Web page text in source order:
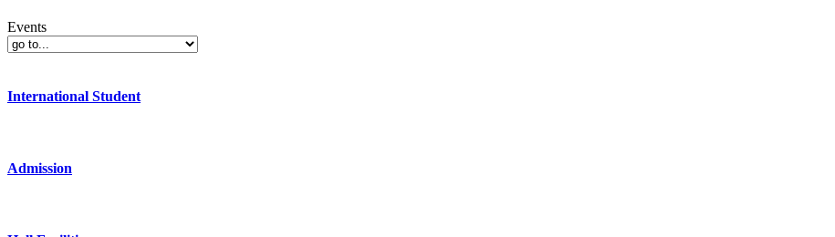
Events
International Student
Admission